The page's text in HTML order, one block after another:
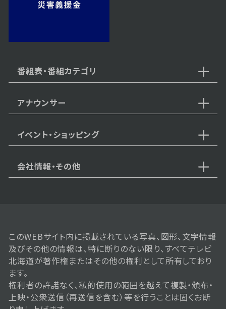
11月15日【直売所×ワンコイン温
11月8日【1万円以下も！秋のコス
2025年10月25日 放送
10月25日【クーポンで"半額"！日
帰り温泉＆地元グルメ】
番組表・番組カテゴリ
アナウンサー
イベント・ショッピング
会社情報・その他
このWEBサイト内に掲載されている写真、図形、文字情報
及びその他の情報は、特に断りのない限り、すべてテレビ
北海道が著作権またはその他の権利として所有しており
ます。
権利者の許諾なく、私的使用の範囲を越えて複製・頒布・
上映・公衆送信（再送信を含む）等を行うことは固くお断